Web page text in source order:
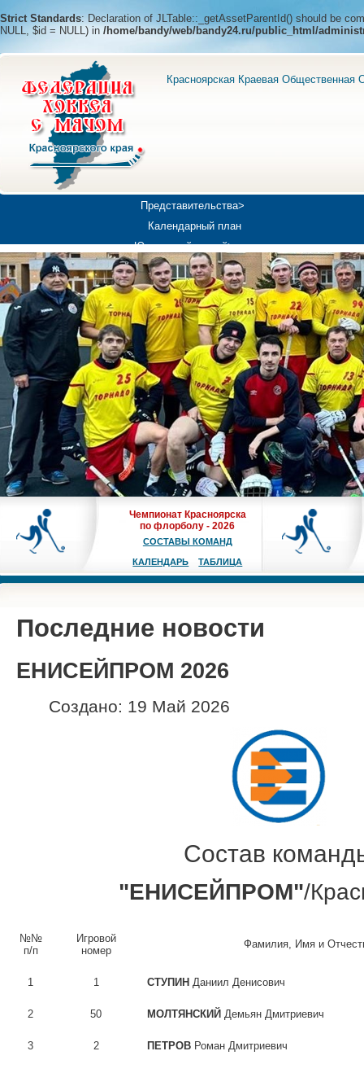
Strict Standards: Declaration of JLTable::_getAssetParentId() should be
NULL, $id = NULL) in /home/bandy/web/bandy24.ru/public_html/
Красноярская Краевая Общественная
Представительства>
Календарный план
Юношеский хоккей>
Универсиада-2019
Медиа>
Чемпионат Красноярска
по флорболу - 2026
СОСТАВЫ КОМАНД
КАЛЕНДАРЬ ТАБЛИЦА
Последние новости
ЕНИСЕЙПРОМ 2026
Создано: 19 Май 2026
Состав
"ЕНИСЕЙПРОМ"/
№№
п/п
Игровой
номер
Фамилия, Имя и
1 1 СТУПИН Даниил Денисович
2 50 МОЛТЯНСКИЙ Демьян Дмитриевич
3 2 ПЕТРОВ Роман Дмитриевич